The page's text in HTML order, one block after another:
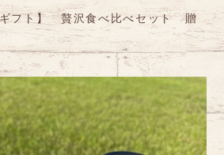
ギフト】 贅沢食べ比べセット 贈